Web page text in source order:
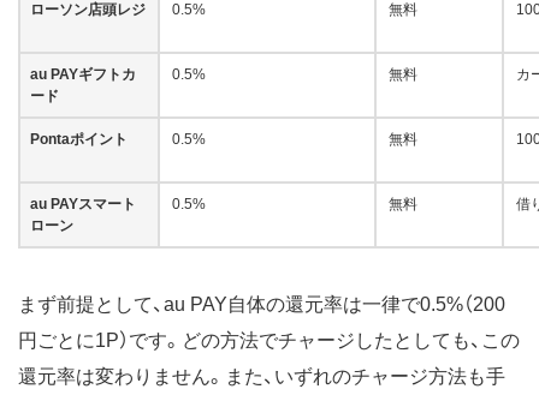
ローソン店頭レジ 0.5% 無料
au PAYギフトカ
ード
0.5% 無料 カ
Pontaポイント 0.5% 無料
au PAYスマート
ローン
0.5% 無料 借
まず前提として、au PAY自体の還元率は一律で0.5%（200
円ごとに1P）です。どの方法でチャージしたとしても、この
還元率は変わりません。また、いずれのチャージ方法も手